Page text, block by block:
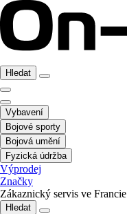
Hledat
Vybavení
Bojové sporty
Bojová umění
Fyzická údržba
Výprodej
Značky
Zákaznický servis ve Francie
Hledat